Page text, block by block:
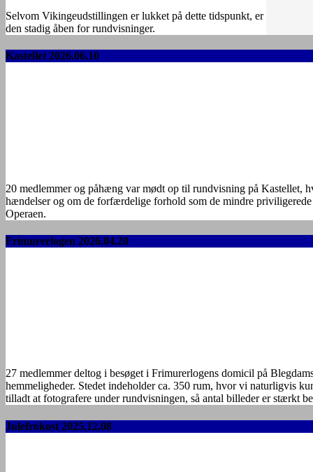
Selvom Vikingeudstillingen er lukket på dette tidspunkt, er
den stadig åben for rundvisninger.
Kastellet 2026.06.10
20 medlemmer og påhæng var mødt op til rundvisning på Kastellet,
hændelser og om de forfærdelige forhold som de mindre
Operaen.
Frimurerlogen 2026.04.20
27 medlemmer deltog i besøget i Frimurerlogens domicil på
hemmeligheder. Stedet indeholder ca. 350 rum, hvor vi naturligvis
tilladt at fotografere under rundvisningen, så antal billeder er stærkt
Julefrokost 2025.12.08